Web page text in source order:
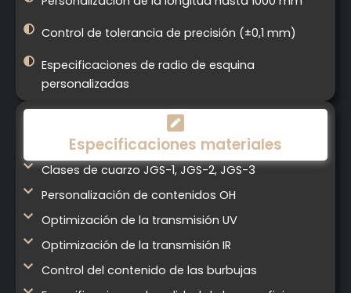
Control de tolerancia de precisión (±0,1 mm)
Especificaciones de radio de esquina
personalizadas
Especificaciones materiales
Clases de cuarzo JGS-1, JGS-2, JGS-3
Personalización de contenidos OH
Optimización de la transmisión UV
Optimización de la transmisión IR
Control del contenido de las burbujas